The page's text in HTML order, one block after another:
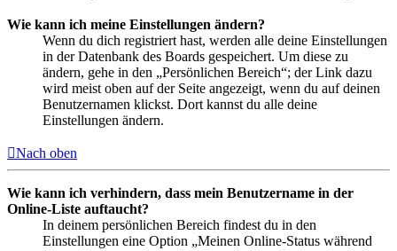
Wie kann ich meine Einstellungen ändern?
Wenn du dich registriert hast, werden alle deine Einstellungen
in der Datenbank des Boards gespeichert. Um diese zu
ändern, gehe in den „Persönlichen Bereich“; der Link dazu
wird meist oben auf der Seite angezeigt, wenn du auf deinen
Benutzernamen klickst. Dort kannst du alle deine
Einstellungen ändern.
Nach oben
Wie kann ich verhindern, dass mein Benutzername in der
Online-Liste auftaucht?
In deinem persönlichen Bereich findest du in den
Einstellungen eine Option „Meinen Online-Status während